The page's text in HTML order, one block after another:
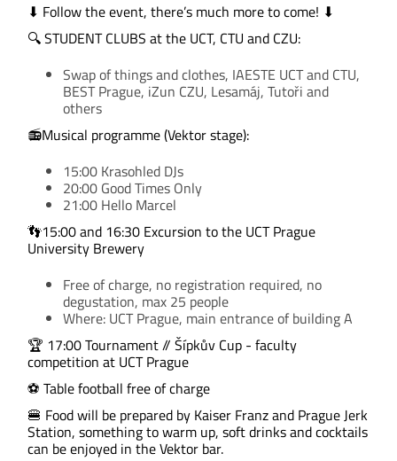
⬇ Follow the event, there’s much more to come! ⬇
🔍 STUDENT CLUBS at the UCT, CTU and CZU:
Swap of things and clothes, IAESTE UCT and CTU,
BEST Prague, iZun CZU, Lesamáj, Tutoři and
others
📻Musical programme (Vektor stage):
15:00 Krasohled DJs
20:00 Good Times Only
21:00 Hello Marcel
👣15:00 and 16:30 Excursion to the UCT Prague
University Brewery
Free of charge, no registration required, no
degustation, max 25 people
Where: UCT Prague, main entrance of building A
🏆 17:00 Tournament // Šípkův Cup - faculty
competition at UCT Prague
⚽ Table football free of charge
🍔 Food will be prepared by Kaiser Franz and Prague Jerk
Station, something to warm up, soft drinks and cocktails
can be enjoyed in the Vektor bar.